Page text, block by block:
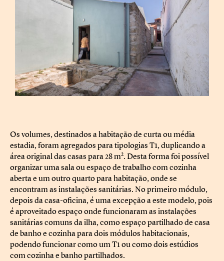
Os volumes, destinados a habitação de curta ou média
estadia, foram agregados para tipologias T1, duplicando a
área original das casas para 28 m2. Desta forma foi possível
organizar uma sala ou espaço de trabalho com cozinha
aberta e um outro quarto para habitação, onde se
encontram as instalações sanitárias. No primeiro módulo,
depois da casa-oficina, é uma excepção a este modelo, pois
é aproveitado espaço onde funcionaram as instalações
sanitárias comuns da ilha, como espaço partilhado de casa
de banho e cozinha para dois módulos habitacionais,
podendo funcionar como um T1 ou como dois estúdios
com cozinha e banho partilhados.